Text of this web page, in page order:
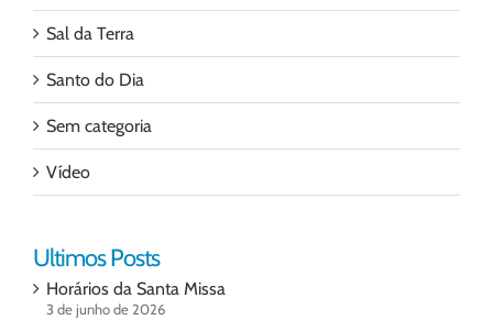
Sal da Terra
Santo do Dia
Sem categoria
Vídeo
Ultimos Posts
Horários da Santa Missa
3 de junho de 2026